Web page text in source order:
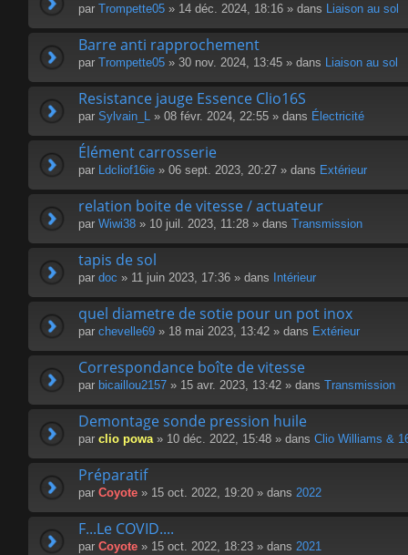
par Trompette05 » 14 déc. 2024, 18:16 » dans Liaison au sol
Barre anti rapprochement
par Trompette05 » 30 nov. 2024, 13:45 » dans Liaison au sol
Resistance jauge Essence Clio16S
par Sylvain_L » 08 févr. 2024, 22:55 » dans Électricité
Élément carrosserie
par Ldcliof16ie » 06 sept. 2023, 20:27 » dans Extérieur
relation boite de vitesse / actuateur
par Wiwi38 » 10 juil. 2023, 11:28 » dans Transmission
tapis de sol
par doc » 11 juin 2023, 17:36 » dans Intérieur
quel diametre de sotie pour un pot inox
par chevelle69 » 18 mai 2023, 13:42 » dans Extérieur
Correspondance boîte de vitesse
par bicaillou2157 » 15 avr. 2023, 13:42 » dans Transmission
Demontage sonde pression huile
par clio powa» 10 déc. 2022, 15:48 » dans Clio Williams &
Préparatif
par Coyote » 15 oct. 2022, 19:20 » dans 2022
F...Le COVID....
par Coyote » 15 oct. 2022, 18:23 » dans 2021